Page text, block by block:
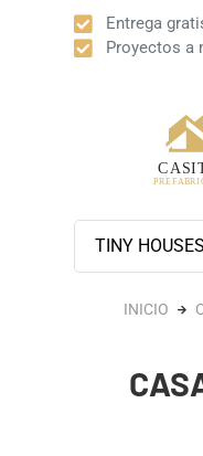
Entrega
Proyectos a
TINY HOUSES
INICIO